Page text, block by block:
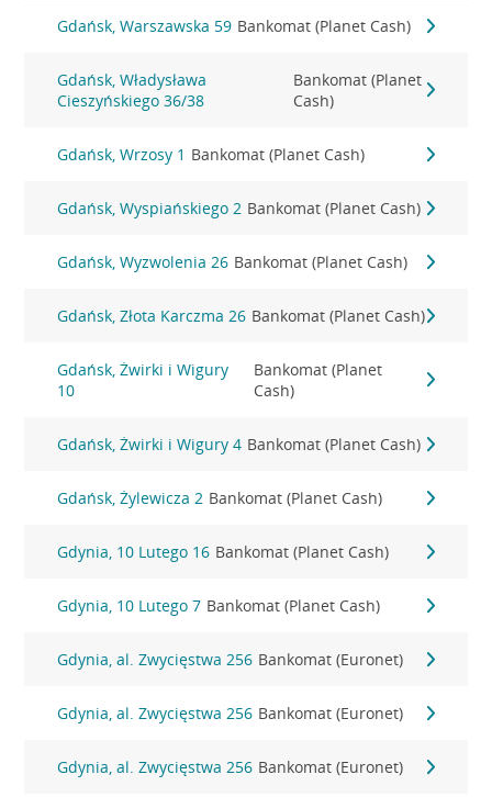
Gdańsk, Warszawska 59 Bankomat (Planet Cash)
Gdańsk, Władysława
Cieszyńskiego 36/38
Bankomat (Planet
Cash)
Gdańsk, Wrzosy 1 Bankomat (Planet Cash)
Gdańsk, Wyspiańskiego 2 Bankomat (Planet Cash)
Gdańsk, Wyzwolenia 26 Bankomat (Planet Cash)
Gdańsk, Złota Karczma 26 Bankomat (Planet Cash)
Gdańsk, Żwirki i Wigury
10
Bankomat (Planet
Cash)
Gdańsk, Żwirki i Wigury 4 Bankomat (Planet Cash)
Gdańsk, Żylewicza 2 Bankomat (Planet Cash)
Gdynia, 10 Lutego 16 Bankomat (Planet Cash)
Gdynia, 10 Lutego 7 Bankomat (Planet Cash)
Gdynia, al. Zwycięstwa 256 Bankomat (Euronet)
Gdynia, al. Zwycięstwa 256 Bankomat (Euronet)
Gdynia, al. Zwycięstwa 256 Bankomat (Euronet)